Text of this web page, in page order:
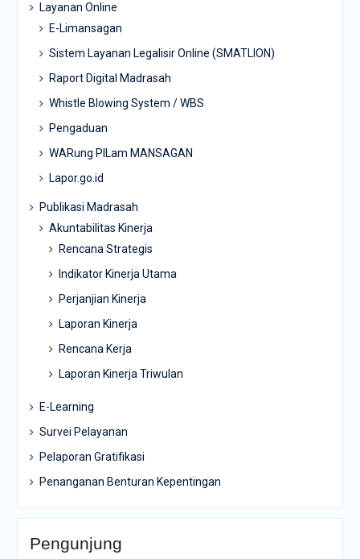
Layanan Online
E-Limansagan
Sistem Layanan Legalisir Online (SMATLION)
Raport Digital Madrasah
Whistle Blowing System / WBS
Pengaduan
WARung PILam MANSAGAN
Lapor.go.id
Publikasi Madrasah
Akuntabilitas Kinerja
Rencana Strategis
Indikator Kinerja Utama
Perjanjian Kinerja
Laporan Kinerja
Rencana Kerja
Laporan Kinerja Triwulan
E-Learning
Survei Pelayanan
Pelaporan Gratifikasi
Penanganan Benturan Kepentingan
Pengunjung